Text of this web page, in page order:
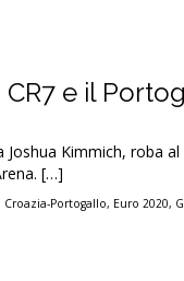
CR7 e il
Joshua Kimmich, roba
[…]
Croazia-Portogallo, Euro 2020,